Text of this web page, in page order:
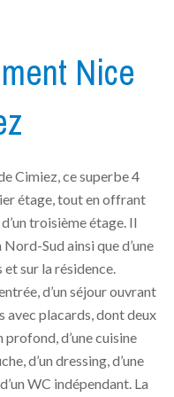
Nice
Cimiez, ce superbe 4
étage, tout en offrant
troisième étage. Il
Sud ainsi que d’une
et sur la résidence.
d’un séjour ouvrant
avec placards, dont deux
d’une cuisine
d’un dressing, d’une
WC indépendant. La